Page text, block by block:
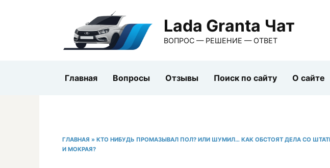
Lada Granta Чат
ВОПРОС — РЕШЕНИЕ — ОТВЕТ
Главная Вопросы Отзывы Поиск по сайту О сайте
ГЛАВНАЯ » КТО НИБУДЬ ПРОМАЗЫВАЛ ПОЛ? ИЛИ ШУМИЛ… КАК ОБСТОЯТ ДЕЛА СО
И МОКРАЯ?